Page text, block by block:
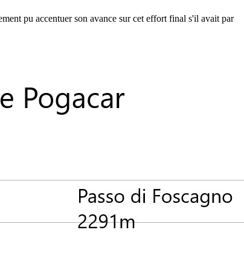
pu accentuer son avance sur cet effort final s'il avait par